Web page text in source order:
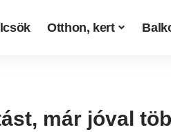
Otthon, kert
már jóval